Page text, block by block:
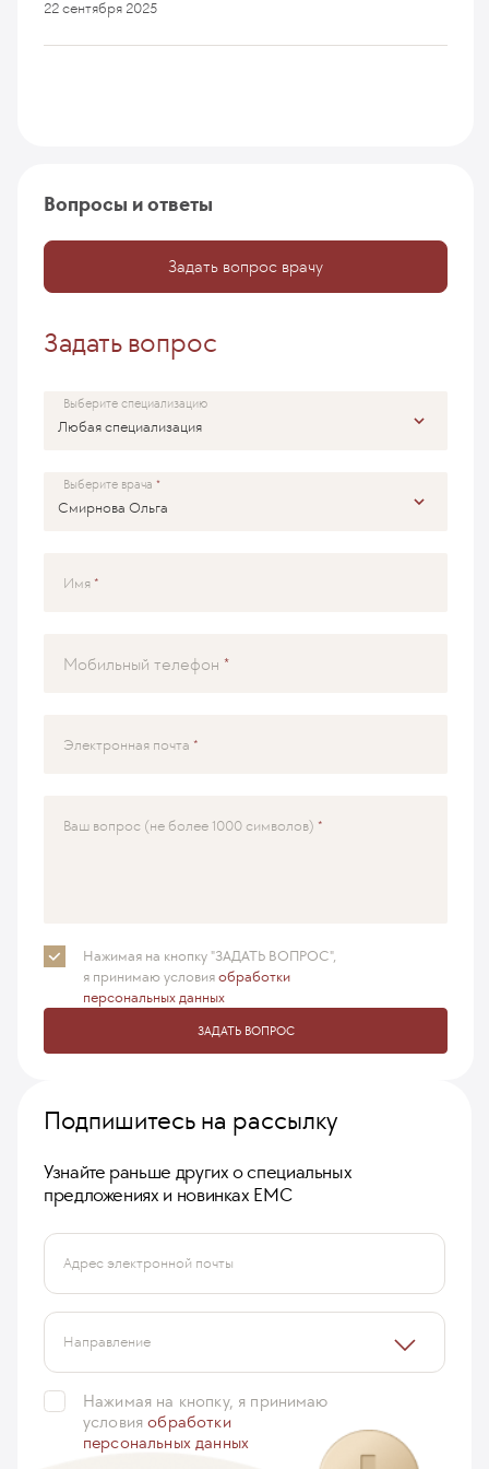
22 сентября 2025
Вопросы и ответы
Задать вопрос врачу
Задать вопрос
Выберите специализацию
Выберите врача
Имя
Мобильный телефон
Электронная почта
Ваш вопрос (не более 1000 символов)
Нажимая на кнопку "ЗАДАТЬ ВОПРОС",
я принимаюусловияобработки
персональных данных
ЗАДАТЬ ВОПРОС
Подпишитесь на рассылку
Узнайте раньше других о специальных
предложениях и новинках ЕМС
Адрес электронной почты
Направление
Нажимая на кнопку, я принимаю
условияобработки
персональных данных